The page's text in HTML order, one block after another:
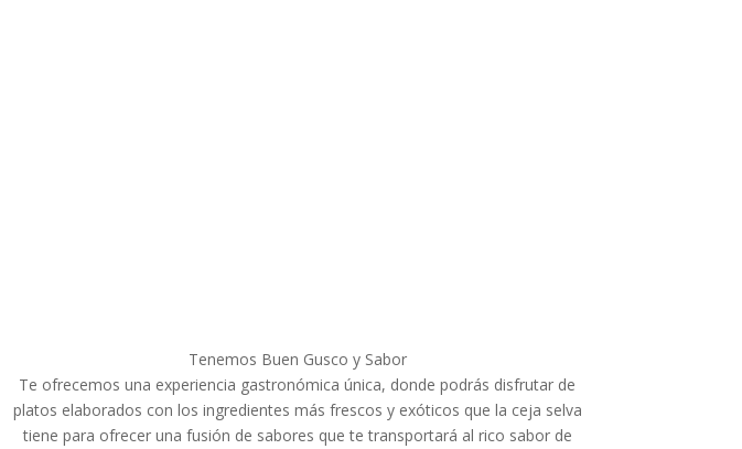
Tenemos Buen Gusco y Sabor
Te ofrecemos una experiencia gastronómica única, donde podrás disfrutar de
platos elaborados con los ingredientes más frescos y exóticos que la ceja selva
tiene para ofrecer una fusión de sabores que te transportará al rico sabor de